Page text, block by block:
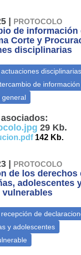
| PROTOCOLO
de información
Corte y
disciplinarias
29 Kb.
142 Kb.
| PROTOCOLO
de los derechos
adolescentes
vulnerables